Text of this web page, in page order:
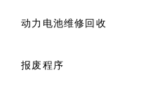
动力电池维修回收
报废程序